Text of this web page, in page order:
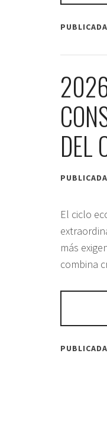
DEL
El ciclo
más
combina